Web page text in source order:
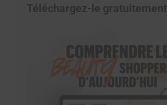
Téléchargez-le gratuitement